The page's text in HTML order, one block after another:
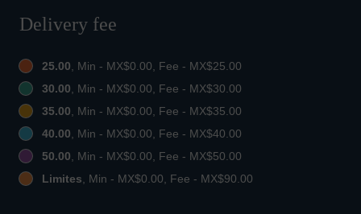
Delivery fee
25.00, Min - MX$0.00, Fee - MX$25.00
30.00, Min - MX$0.00, Fee - MX$30.00
35.00, Min - MX$0.00, Fee - MX$35.00
40.00, Min - MX$0.00, Fee - MX$40.00
50.00, Min - MX$0.00, Fee - MX$50.00
Limites, Min - MX$0.00, Fee - MX$90.00